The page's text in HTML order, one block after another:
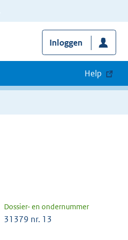
Inloggen
Help
Dossier- en ondernummer
31379 nr. 13